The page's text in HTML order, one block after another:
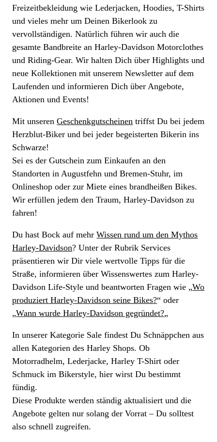
Freizeitbekleidung wie Lederjacken, Hoodies, T-Shirts
und vieles mehr um Deinen Bikerlook zu
vervollständigen. Natürlich führen wir auch die
gesamte Bandbreite an Harley-Davidson Motorclothes
und Riding-Gear. Wir halten Dich über Highlights und
neue Kollektionen mit unserem Newsletter auf dem
Laufenden und informieren Dich über Angebote,
Aktionen und Events!
Mit unserenGeschenkgutscheinen triffst Du bei jedem
Herzblut-Biker und bei jeder begeisterten Bikerin ins
Schwarze!
Sei es der Gutschein zum Einkaufen an den
Standorten in Augustfehn und Bremen-Stuhr, im
Onlineshop oder zur Miete eines brandheißen Bikes.
Wir erfüllen jedem den Traum, Harley-Davidson zu
fahren!
Du hast Bock auf mehrWissen rund um den Mythos
Harley-Davidson? Unter der Rubrik Services
präsentieren wir Dir viele wertvolle Tipps für die
Straße, informieren über Wissenswertes zum Harley-
Davidson Life-Style und beantworten Fragen wie „Wo
produziert Harley-Davidson seine Bikes?“ oder
„Wann wurde Harley-Davidson gegründet?„
In unserer Kategorie Sale findest Du Schnäppchen aus
allen Kategorien des Harley Shops. Ob
Motorradhelm, Lederjacke, Harley T-Shirt oder
Schmuck im Bikerstyle, hier wirst Du bestimmt
fündig.
Diese Produkte werden ständig aktualisiert und die
Angebote gelten nur solang der Vorrat – Du solltest
also schnell zugreifen.